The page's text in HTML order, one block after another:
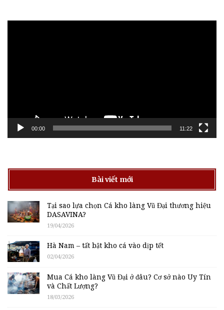
00:00 11:22
Bài viết mới
Tại sao lựa chọn Cá kho làng Vũ Đại thương hiệu
DASAVINA?
19/04/2026
Hà Nam – tất bật kho cá vào dịp tết
02/04/2026
Mua Cá kho làng Vũ Đại ở đâu? Cơ sở nào Uy Tín
và Chất Lượng?
18/03/2026